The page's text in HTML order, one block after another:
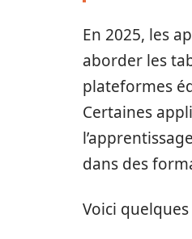
En 2025, les
aborder les
plateformes
Certaines
dans des
Voici